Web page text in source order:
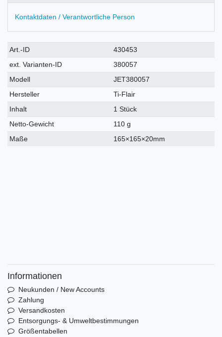
Kontaktdaten / Verantwortliche Person
Technisches
Merkmal
Wert
Art.-ID
430453
ext. Varianten-ID
380057
Modell
JET380057
Hersteller
Ti-Flair
Inhalt
1 Stück
Netto-Gewicht
110 g
Maße
165×165×20mm
Informationen
Neukunden / New Accounts
Zahlung
Versandkosten
Entsorgungs- & Umweltbestimmungen
Größentabellen